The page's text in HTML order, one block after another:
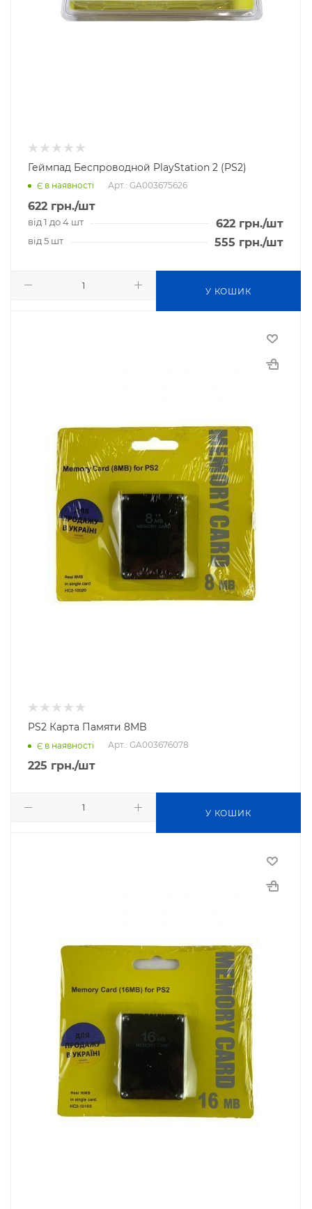
Геймпад Беспроводной PlayStation 2 (PS2)
Є в наявності Арт.: GA003675626
622 грн./шт
від 1 до 4 шт 622 грн./шт
від 5 шт 555 грн./шт
У КОШИК
PS2 Карта Памяти 8MB
Є в наявності Арт.: GA003676078
225 грн./шт
У КОШИК